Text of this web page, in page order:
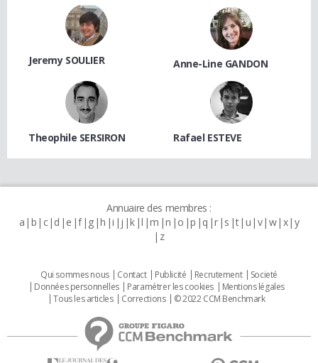
Jeremy SOULIER Anne-Line GANDON
Theophile SERSIRON Rafael ESTEVE
Annuaire des membres :
a b c d e f g h i j k l m n o p q r s t u v w x y
z
Qui sommes nous Contact Publicité Recrutement
Societé
Données personnelles
Paramétrer les cookies
Mentions légales
Tous les articles
Corrections © 2022 CCM Benchmark